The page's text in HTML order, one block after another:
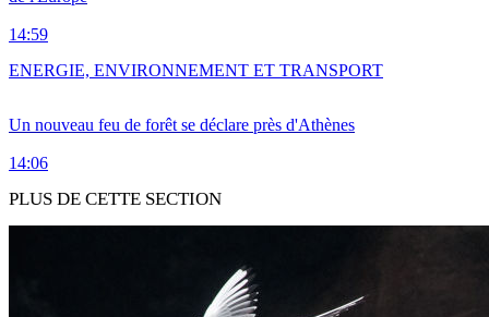
14:59
Un nouveau feu de forêt se déclare près d'Athènes
14:06
ENERGIE, ENVIRONNEMENT ET TRANSPORT
PLUS DE CETTE SECTION